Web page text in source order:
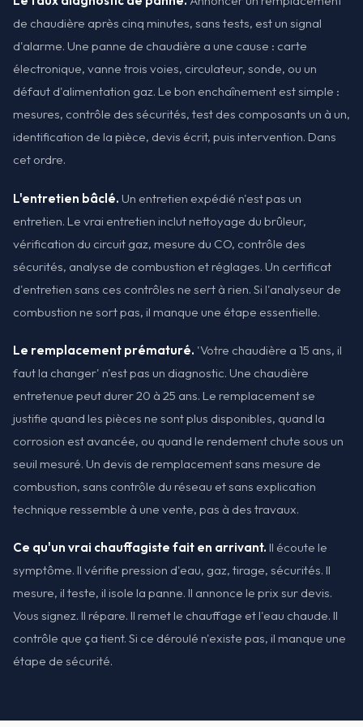
de chaudière après cinq minutes, sans tests, est un signal
d'alarme. Une panne de chaudière a une cause : carte
électronique, vanne trois voies, circulateur, sonde, ou un
défaut d'alimentation gaz. Le bon enchaînement est simple :
mesures, contrôle des sécurités, test des composants un à un,
identification de la pièce, devis écrit, puis intervention. Dans
cet ordre.
L'entretien bâclé. Un entretien expédié n'est pas un
entretien. Le vrai entretien inclut nettoyage du brûleur,
vérification du circuit gaz, mesure du CO, contrôle des
sécurités, analyse de combustion et réglages. Un certificat
d'entretien sans ces contrôles ne sert à rien. Si l'analyseur de
combustion ne sort pas, il manque une étape essentielle.
Le remplacement prématuré. 'Votre chaudière a 15 ans, il
faut la changer' n'est pas un diagnostic. Une chaudière
entretenue peut durer 20 à 25 ans. Le remplacement se
justifie quand les pièces ne sont plus disponibles, quand la
corrosion est avancée, ou quand le rendement chute sous un
seuil mesuré. Un devis de remplacement sans mesure de
combustion, sans contrôle du réseau et sans explication
technique ressemble à une vente, pas à des travaux.
Ce qu'un vrai chauffagiste fait en arrivant. Il écoute le
symptôme. Il vérifie pression d'eau, gaz, tirage, sécurités. Il
mesure, il teste, il isole la panne. Il annonce le prix sur devis.
Vous signez. Il répare. Il remet le chauffage et l'eau chaude. Il
contrôle que ça tient. Si ce déroulé n'existe pas, il manque une
étape de sécurité.